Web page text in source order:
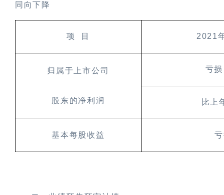
同向下降
项 目 2021
归属于上市公司
股东的净利润
亏
比上
基本每股收益